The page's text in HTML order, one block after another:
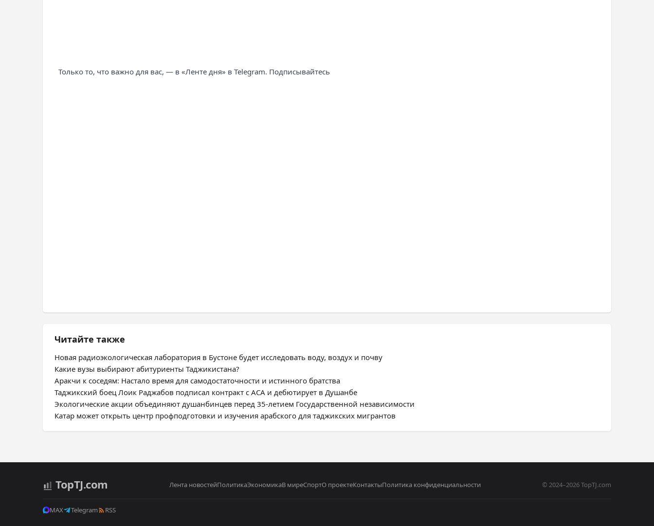
Только то, что важно для вас, — в «Ленте дня» в Telegram. Подписывайтесь
Читайте также
Новая радиоэкологическая лаборатория в Бустоне будет исследовать воду, воздух и почву
Какие вузы выбирают абитуриенты Таджикистана?
Аракчи к соседям: Настало время для самодостаточности и истинного братства
Таджикский боец Лоик Раджабов подписал контракт с ACA и дебютирует в Душанбе
Экологические акции объединяют душанбинцев перед 35-летием Государственной независимости
Катар может открыть центр профподготовки и изучения арабского для таджикских мигрантов
TopTJ.com Лента новостейПолитикаЭкономикаВ миреСпортО проектеКонтактыПолитика конфиденциальности © 2024–2026 TopTJ.com
MAX Telegram RSS